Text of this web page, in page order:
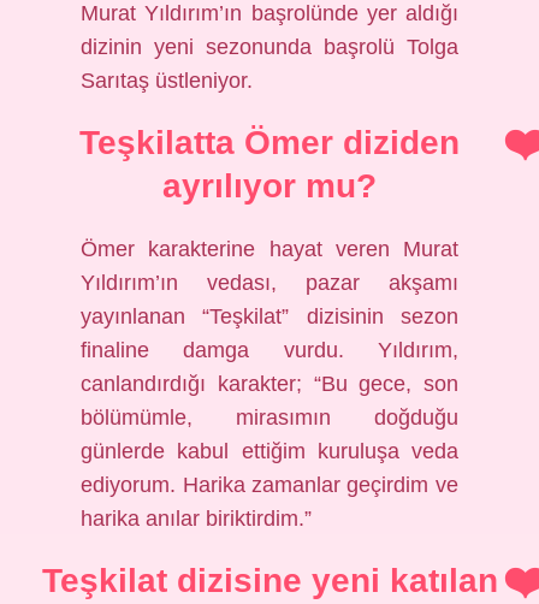
Murat Yıldırım’ın başrolünde yer aldığı
dizinin yeni sezonunda başrolü Tolga
Sarıtaş üstleniyor.
Teşkilatta Ömer diziden
ayrılıyor mu?
Ömer karakterine hayat veren Murat
Yıldırım’ın vedası, pazar akşamı
yayınlanan “Teşkilat” dizisinin sezon
finaline damga vurdu. Yıldırım,
canlandırdığı karakter; “Bu gece, son
bölümümle, mirasımın doğduğu
günlerde kabul ettiğim kuruluşa veda
ediyorum. Harika zamanlar geçirdim ve
harika anılar biriktirdim.”
Teşkilat dizisine yeni katılan